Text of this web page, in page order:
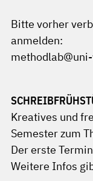
Bitte vorher
anmelden:
Kreatives und
Semester zum
Der erste
Weitere Infos